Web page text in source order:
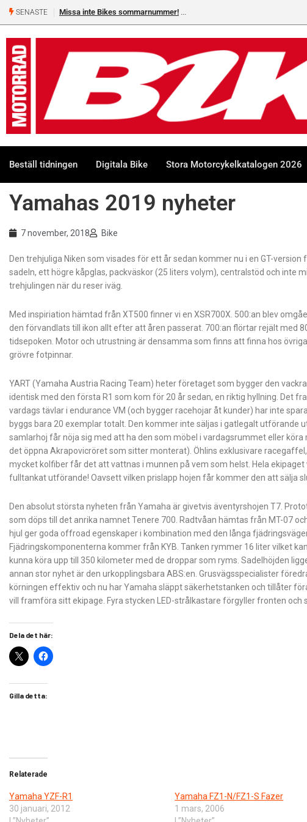
SENASTE Missa inte Bikes sommarnummer!
Beställ tidningen Digitala Bike Stora Motorcykelkatalogen 2026
Yamahas 2019 nyheter
7 november, 2018 Bike
Den trehjuliga Niken som visades för ett år sedan kommer nu i en GT-
sadeln, ett högre kåpglas, packväskor (25 liters volym), centralstöd och inte
trehjulingen när du reser iväg.
Med inspiriation hämtad från XT500 finner vi en XSR700X. 500:an blev
den förvandlats till ikon allt efter att åren passerat. 700:an flörtar rejält med
tidsepoken. Motor och utrustning är densamma som finns att finna hos
grövre fotpinnar.
YART (Yamaha Austria Racing Team) heter företaget som bygger den
identisk med den första R1 som kom för 20 år sedan, en riktig hyllning. Det
vardags tävlar i endurance VM (och bygger racehojar åt kunder) har inte
byggs bara 20 exemplar totalt. Den kommer inte säljas i gatlegalt utförande
samlarhoj får nöja sig med att ha den som möbel i vardagsrummet eller
det öppna Akrapovicröret som sitter monterat). Öhlins exklusivare
mycket kolfiber får det att vattnas i munnen på vem som helst. Hela
fulltankat utförande! Oavsett vilken prislapp hojen får kommer den att sälja
Den absolut största nyheten från Yamaha är givetvis äventyrshojen T7.
som döps till det anrika namnet Tenere 700. Radtvåan hämtas från MT-07
hjul ger goda offroad egenskaper i kombination med den långa
Fjädringskomponenterna kommer från KYB. Tanken rymmer 16 liter vilket
kunna köra upp till 350 kilometer med de droppar som ryms. Sadelhöjden
annan stor nyhet är den urkopplingsbara ABS:en. Grusvägsspecialister
körningen effektiv och nu har Yamaha släppt säkerhetstanken och tillåter
vill framföra sitt ekipage. Fyra stycken LED-strålkastare förgyller fronten och
Dela det här:
Gilla detta:
Relaterade
Yamaha YZF-R1
30 januari, 2012
Yamaha FZ1-N/FZ1-S Fazer
1 mars, 2006